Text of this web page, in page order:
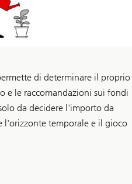
di determinare il proprio
e le raccomandazioni sui fondi
da decidere l'importo da
l'orizzonte temporale e il gioco